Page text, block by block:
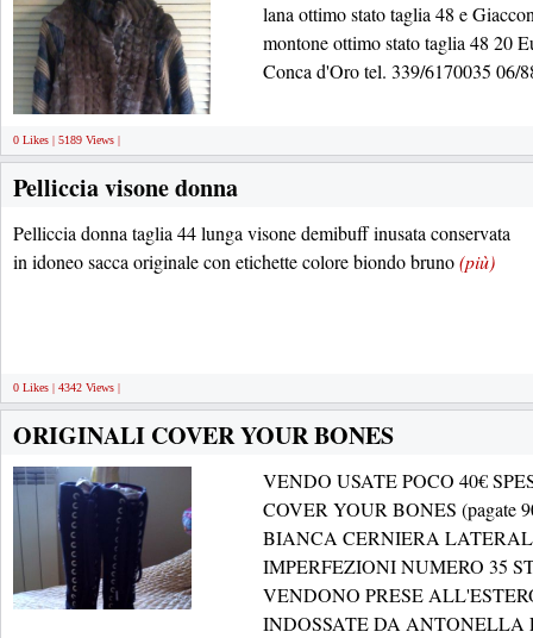
lana ottimo stato taglia 48 e
montone ottimo stato taglia 48 20
Conca d'Oro tel. 339/6170035 06/
0 Likes | 5189 Views |
Pelliccia visone donna
Pelliccia donna taglia 44 lunga visone demibuff inusata conservata
in idoneo sacca originale con etichette colore biondo bruno(più)
0 Likes | 4342 Views |
ORIGINALI COVER YOUR BONES
VENDO USATE POCO 40€
COVER YOUR BONES (pagate
BIANCA CERNIERA
IMPERFEZIONI NUMERO 35
VENDONO PRESE
INDOSSATE DA ANTONELLA